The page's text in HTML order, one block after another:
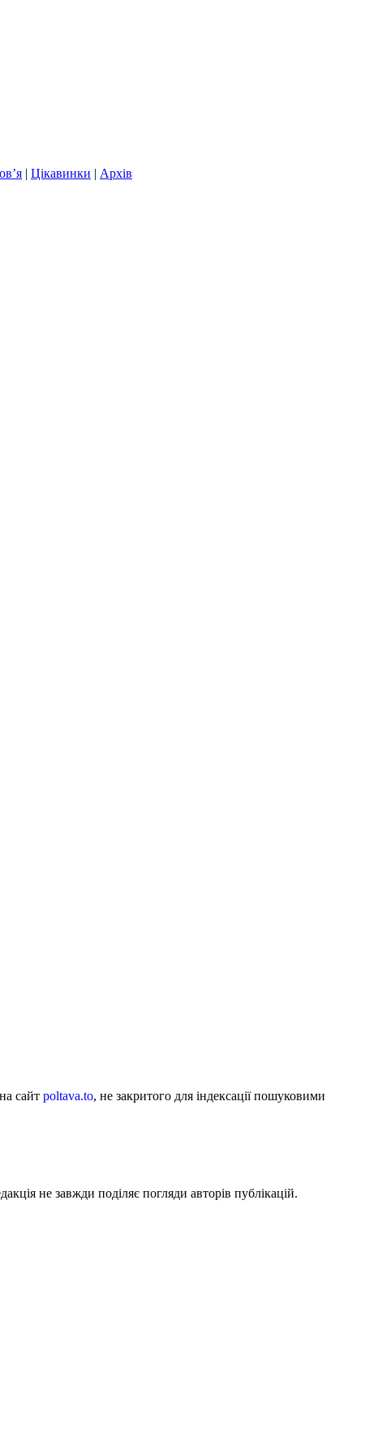
| Цікавинки | Архів
сайт poltava.to, не закритого для індексації пошуковими
не завжди поділяє погляди авторів публікацій.